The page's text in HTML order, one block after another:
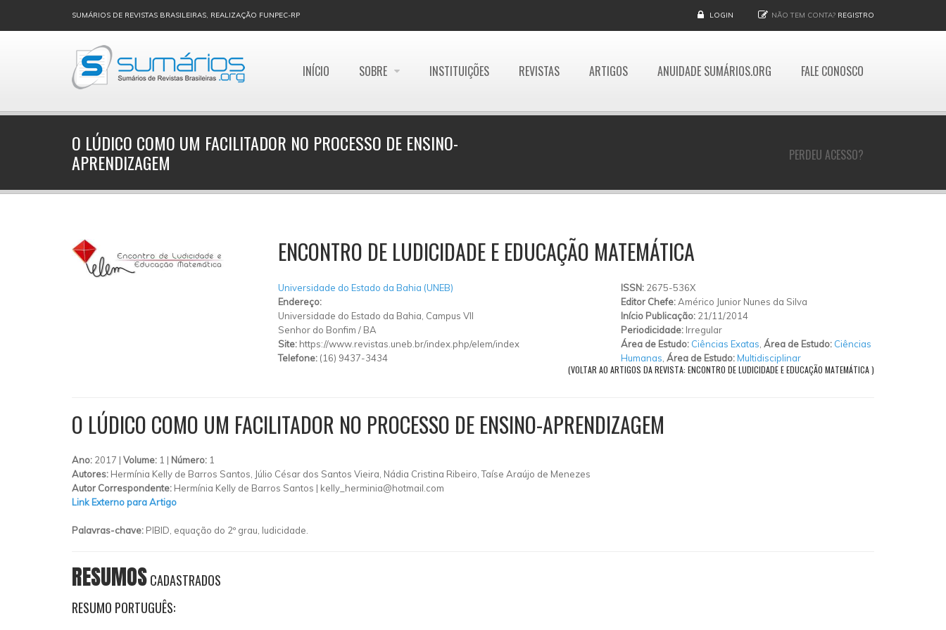
SUMÁRIOS DE REVISTAS BRASILEIRAS, REALIZAÇÃO FUNPEC-RP LOGIN NÃO TEM CONTA? REGISTRO
INÍCIO SOBRE INSTITUIÇÕES REVISTAS ARTIGOS ANUIDADE SUMÁRIOS.ORG FALE CONOSCO
PERDEU ACESSO?
O LÚDICO COMO UM FACILITADOR NO PROCESSO DE ENSINO-
APRENDIZAGEM
ENCONTRO DE LUDICIDADE E EDUCAÇÃO MATEMÁTICA
Universidade do Estado da Bahia (UNEB)
Endereço:
Universidade do Estado da Bahia, Campus VII
Senhor do Bonfim / BA
Site: https://www.revistas.uneb.br/index.php/elem/index
Telefone: (16) 9437-3434
ISSN: 2675-536X
Editor Chefe:Américo Junior Nunes da Silva
Início Publicação: 21/11/2014
Periodicidade: Irregular
Área de Estudo: Ciências Exatas Área de Estudo: Ciências
Humanas Área de Estudo:Multidisciplinar
(VOLTAR AO ARTIGOS DA REVISTA: ENCONTRO DE LUDICIDADE E EDUCAÇÃO MATEMÁTICA )
O LÚDICO COMO UM FACILITADOR NO PROCESSO DE ENSINO-APRENDIZAGEM
Ano: 2017 | Volume: 1 | Número: 1
Autores: Hermínia Kelly de Barros Santos, Júlio César dos Santos Vieira, Nádia Cristina Ribeiro, Taíse Araújo de Menezes
Autor Correspondente: Hermínia Kelly de Barros Santos | kelly_herminia@hotmail.com
Link Externo para Artigo
Palavras-chave: PIBID, equação do 2º grau, ludicidade.
RESUMOSCADASTRADOS
RESUMO PORTUGUÊS: